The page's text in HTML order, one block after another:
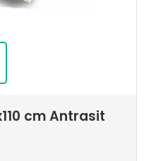
cm Antrasit